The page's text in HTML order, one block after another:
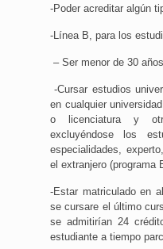
-Poder acreditar algún
-Línea B, para los
– Ser menor de 30 años
-Cursar estudios
en cualquier
o licenciatura y
excluyéndose los
especialidades,
el extranjero (programa
-Estar matriculado en
se cursare el último
se admitirían 24
estudiante a tiempo